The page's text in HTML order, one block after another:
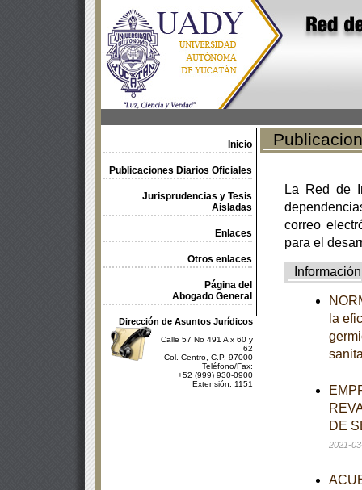
Inicio
Publicaciones Diarios Oficiales
Jurisprudencias y Tesis
Aisladas
Enlaces
Otros enlaces
Página del
Abogado General
Dirección de Asuntos Jurídicos
Calle 57 No 491 A x 60 y
62
Col. Centro, C.P. 97000
Teléfono/Fax:
+52 (999) 930-0900
Extensión: 1151
La Red de
correo
para el
Información
la
DE
2021-